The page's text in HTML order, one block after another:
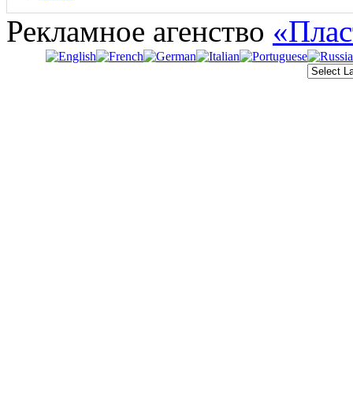
Рекламное агенство